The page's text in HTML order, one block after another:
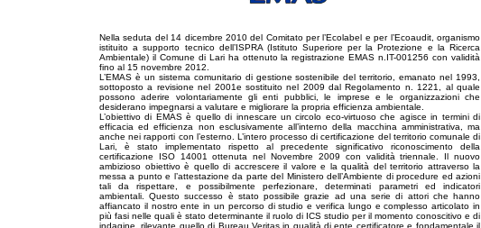
Nella seduta del 14 dicembre 2010 del Comitato per l’Ecolabel e per l’Ecoaudit, organismo
istituito a supporto tecnico dell’ISPRA (Istituto Superiore per la Protezione e la Ricerca
Ambientale) il Comune di Lari ha ottenuto la registrazione EMAS n.IT-001256 con validità
fino al 15 novembre 2012.
L’EMAS è un sistema comunitario di gestione sostenibile del territorio, emanato nel 1993,
sottoposto a revisione nel 2001e sostituito nel 2009 dal Regolamento n. 1221, al quale
possono aderire volontariamente gli enti pubblici, le imprese e le organizzazioni che
desiderano impegnarsi a valutare e migliorare la propria efficienza ambientale.
L’obiettivo di EMAS è quello di innescare un circolo eco-virtuoso che agisce in termini di
efficacia ed efficienza non esclusivamente all’interno della macchina amministrativa, ma
anche nei rapporti con l’esterno. L’intero processo di certificazione del territorio comunale di
Lari, è stato implementato rispetto al precedente significativo riconoscimento della
certificazione ISO 14001 ottenuta nel Novembre 2009 con validità triennale. Il nuovo
ambizioso obiettivo è quello di accrescere il valore e la qualità del territorio attraverso la
messa a punto e l’attestazione da parte del Ministero dell’Ambiente di procedure ed azioni
tali da rispettare, e possibilmente perfezionare, determinati parametri ed indicatori
ambientali. Questo successo è stato possibile grazie ad una serie di attori che hanno
affiancato il nostro ente in un percorso di studio e verifica lungo e complesso articolato in
più fasi nelle quali è stato determinante il ruolo di ICS studio per il momento conoscitivo e di
indagine, rilevante quello di Bureau Veritas in qualità di ente certificatore e fondamentale il